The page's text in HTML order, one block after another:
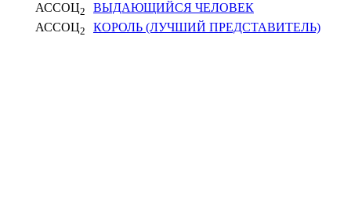
АССОЦ2
ВЫДАЮЩИЙСЯ ЧЕЛОВЕК
АССОЦ2 КОРОЛЬ (ЛУЧШИЙ ПРЕДСТАВИТЕЛЬ)